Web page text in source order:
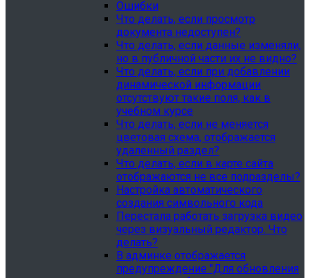
Ошибки
Что делать, если просмотр
документа недоступен?
Что делать, если данные изменяли,
но в публичной части их не видно?
Что делать, если при добавлении
динамической информации
отсутствуют такие поля, как в
учебном курсе
Что делать, если не меняется
цветовая схема, отображается
удаленный раздел?
Что делать, если в карте сайта
отображаются не все подразделы?
Настройка автоматического
создания символьного кода
Перестала работать загрузка видео
через визуальный редактор. Что
делать?
В админке отображается
предупреждение "Для обновления